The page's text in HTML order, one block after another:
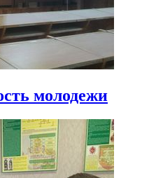
молодежи